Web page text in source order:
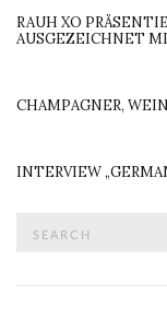
RAUH XO
AUSGEZEICHNET
CHAMPAGNER,
INTERVIEW